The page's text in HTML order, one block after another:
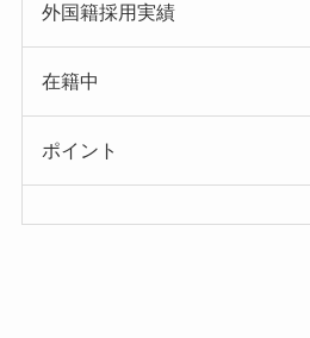
外国籍採用実績
在籍中
ポイント